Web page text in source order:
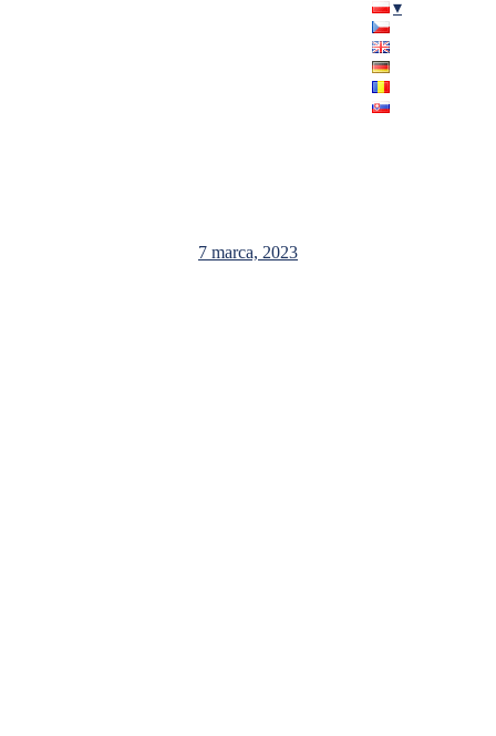
7 marca, 2023